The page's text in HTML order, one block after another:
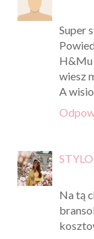
Super
H&Mu
wiesz
A
Na tą